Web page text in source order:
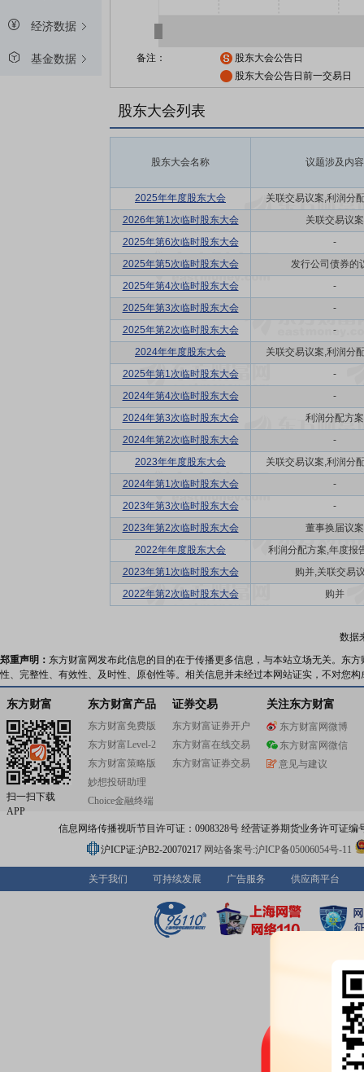
经济数据
基金数据 备注：
股东大会公告日
股东大会公告日前一交易日
股东大会列表
股东大会名称 议题涉及内容
2025年年度股东大会
关联交易议案,利润分
2026年第1次临时股东大会
关联交易议案
2025年第6次临时股东大会
-
2025年第5次临时股东大会
发行公司债券的
2025年第4次临时股东大会
-
2025年第3次临时股东大会
-
2025年第2次临时股东大会
-
2024年年度股东大会
关联交易议案,利润分
2025年第1次临时股东大会
-
2024年第4次临时股东大会
-
2024年第3次临时股东大会
利润分配方案
2024年第2次临时股东大会
-
2023年年度股东大会
关联交易议案,利润分
2024年第1次临时股东大会
-
2023年第3次临时股东大会
-
2023年第2次临时股东大会
董事换届议案
2022年年度股东大会
利润分配方案,年度报
2023年第1次临时股东大会
购并,关联交易
2022年第2次临时股东大会
购并
数据
郑重声明： 东方财富网发布此信息的目的在于传播更多信息，与本站立场无关。东
性、完整性、有效性、及时性、原创性等。相关信息并未经过本网站证实，不对您
东方财富
扫一扫下载
APP
东方财富产品
东方财富免费版
东方财富Level-2
东方财富策略版
妙想投研助理
Choice金融终端
证券交易
东方财富证券开户
东方财富在线交易
东方财富证券交易
关注东方财富
东方财富网微博
东方财富网微信
意见与建议
信息网络传播视听节目许可证：0908328号 经营证券期货业务许可证编
沪ICP证:沪B2-20070217 网站备案号:沪ICP备05006054号-11
关于我们 可持续发展 广告服务 供应商平台